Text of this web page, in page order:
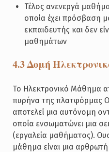
Τέλος ανενεργά
οποία έχει πρόσβαση
εκπαιδευτής και δεν
μαθημάτων
4.3 Δομή
Το Ηλεκτρονικό Μάθημα
πυρήνα της πλατφόρμας
αποτελεί μια αυτόνομη
οποία ενσωματώνει μια
(εργαλεία μαθήματος).
μάθημα είναι μια